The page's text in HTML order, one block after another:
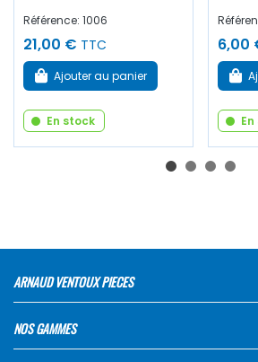
Référence: 1006
21,00 € TTC
Ajouter au panier
En stock
6,00
ARNAUD VENTOUX PIECES
NOS GAMMES